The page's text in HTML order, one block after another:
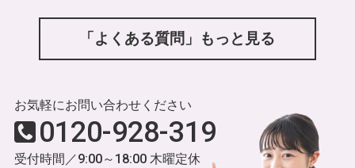
「よくある質問」もっと見る
お気軽にお問い合わせください
0120-928-319
受付時間／9:00～18:00 木曜定休